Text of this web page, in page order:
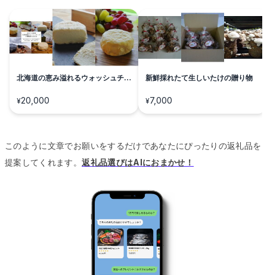
北海道の恵み溢れるウォッシュチー
¥20,000
新鮮採れたて生しいたけの贈り物
¥7,000
このように文章でお願いをするだけであなたにぴったりの返礼品を
提案してくれます。返礼品選びはAIにおまかせ！